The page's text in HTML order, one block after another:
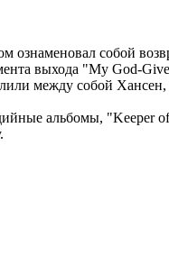
ознаменовал собой
выхода "My God-
между собой
альбомы, "Keeper